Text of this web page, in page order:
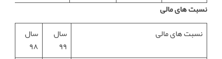
نسبت های مالی
نسبت های مالی
سال
۹۹
سال
۹۸